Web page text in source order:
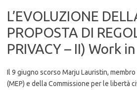
L’EVOLUZIONE
PROPOSTA DI
PRIVACY – II) Work
Il 9 giugno scorso Marju Lauristin,
(MEP) e della Commissione per le libertà